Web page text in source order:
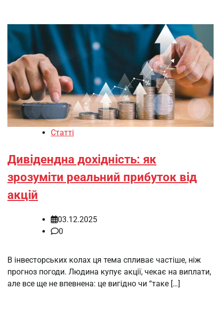
Статті
Дивідендна дохідність: як
зрозуміти реальний прибуток від
акцій
03.12.2025
0
В інвесторських колах ця тема спливає частіше, ніж
прогноз погоди. Людина купує акції, чекає на виплати,
але все ще не впевнена: це вигідно чи “таке […]